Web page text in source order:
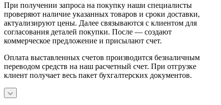
При получении запроса на покупку наши специалисты
проверяют наличие указанных товаров и сроки доставки,
актуализируют цены. Далее связываются с клиентом для
согласования деталей покупки. После — создают
коммерческое предложение и присылают счет.
Оплата выставленных счетов производится безналичным
переводом средств на наш расчетный счет. При отгрузке
клиент получает весь пакет бухгалтерских документов.